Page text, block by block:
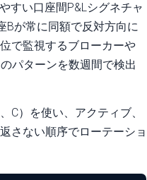
すい口座間P&Lシグネチャ
Bが常に同額で反対方向に
で監視するブローカーや
パターンを数週間で検出
C）を使い、アクティブ、
さない順序でローテーショ